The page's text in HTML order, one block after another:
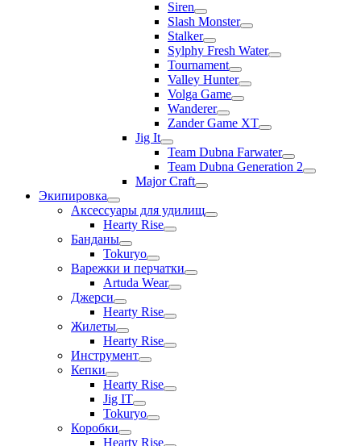
Siren
Slash Monster
Stalker
Sylphy Fresh Water
Tournament
Valley Hunter
Volga Game
Wanderer
Zander Game XT
Jig It
Team Dubna Farwater
Team Dubna Generation 2
Major Craft
Экипировка
Аксессуары для удилищ
Hearty Rise
Банданы
Tokuryo
Варежки и перчатки
Artuda Wear
Джерси
Hearty Rise
Жилеты
Hearty Rise
Инструмент
Кепки
Hearty Rise
Jig IT
Tokuryo
Коробки
Hearty Rise